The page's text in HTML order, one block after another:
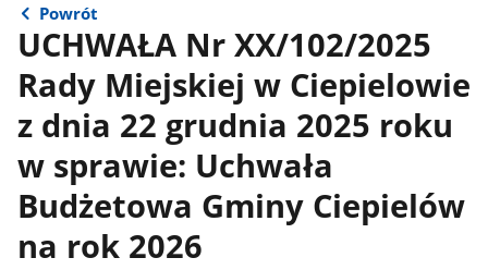
Powrót
UCHWAŁA Nr XX/102/2025
Rady Miejskiej w Ciepielowie
z dnia 22 grudnia 2025 roku
w sprawie: Uchwała
Budżetowa Gminy Ciepielów
na rok 2026